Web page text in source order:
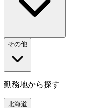
その他
勤務地から探す
北海道